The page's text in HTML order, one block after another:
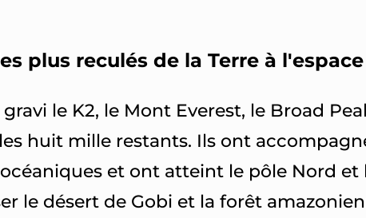
plus reculés de la Terre à
gravi le K2, le Mont Everest, le Broad
huit mille restants. Ils ont
et ont atteint le pôle Nord et
le désert de Gobi et la forêt